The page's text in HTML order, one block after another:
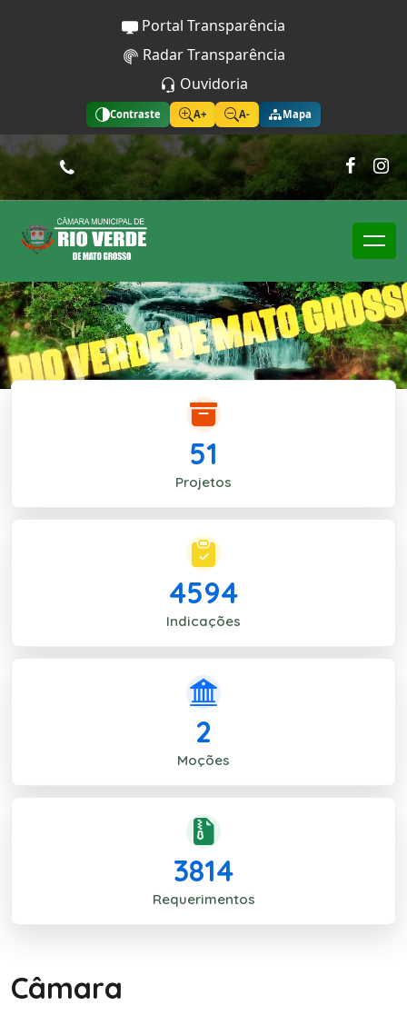
Portal Transparência
Radar Transparência
Ouvidoria
Contraste A+ A- Mapa
51
Projetos
4594
Indicações
2
Moções
3814
Requerimentos
Câmara